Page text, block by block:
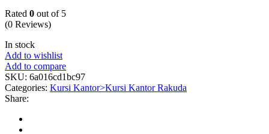
Rated 0 out of 5
(0 Reviews)
In stock
Add to wishlist
Add to compare
SKU: 6a016cd1bc97
Categories: Kursi Kantor>Kursi Kantor Rakuda
Share: